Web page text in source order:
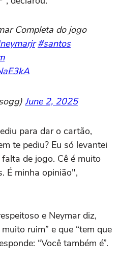
Completa do jogo
#santos
June 2, 2025
para dar o cartão,
te pediu? Eu só levantei
de jogo. Cê é muito
É minha opinião",
e Neymar diz,
ruim” e que “tem que
“Você também é”.